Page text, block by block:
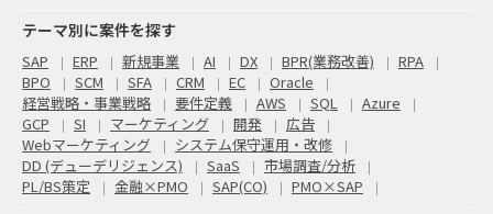
テーマ別に案件を探す
SAP ERP 新規事業 AI DX BPR(業務改善)
RPA
BPO
SCM SFA CRM EC
Oracle
経営戦略・事業戦略
要件定義 AWS SQL
Azure
GCP
SI マーケティング 開発
広告
Webマーケティング
システム保守運用・改修
DD (デューデリジェンス)
SaaS
市場調査/分析
PL/BS策定
金融×PMO SAP(CO) PMO×SAP